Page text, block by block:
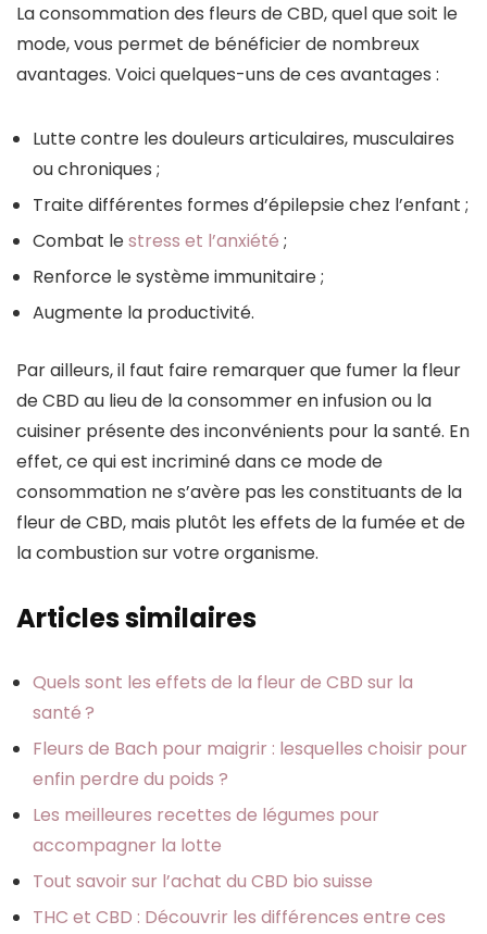
La consommation des fleurs de CBD, quel que soit le
mode, vous permet de bénéficier de nombreux
avantages. Voici quelques-uns de ces avantages :
Lutte contre les douleurs articulaires, musculaires
ou chroniques ;
Traite différentes formes d’épilepsie chez l’enfant ;
Combat lestress et l’anxiété ;
Renforce le système immunitaire ;
Augmente la productivité.
Par ailleurs, il faut faire remarquer que fumer la fleur
de CBD au lieu de la consommer en infusion ou la
cuisiner présente des inconvénients pour la santé. En
effet, ce qui est incriminé dans ce mode de
consommation ne s’avère pas les constituants de la
fleur de CBD, mais plutôt les effets de la fumée et de
la combustion sur votre organisme.
Articles similaires
Quels sont les effets de la fleur de CBD sur la
santé ?
Fleurs de Bach pour maigrir : lesquelles choisir pour
enfin perdre du poids ?
Les meilleures recettes de légumes pour
accompagner la lotte
Tout savoir sur l’achat du CBD bio suisse
THC et CBD : Découvrir les différences entre ces